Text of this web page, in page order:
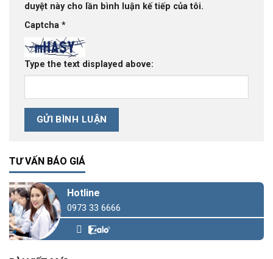
duyệt này cho lần bình luận kế tiếp của tôi.
Captcha *
Type the text displayed above:
TƯ VẤN BÁO GIÁ
Hotline
0973 33 6666